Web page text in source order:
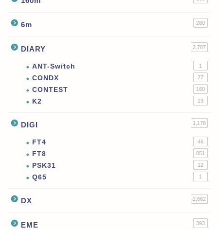
6m 280
DIARY 2,787
ANT-Switch 1
CONDX 27
CONTEST 160
K2 23
DIGI 1,178
FT4 46
FT8 851
PSK31 12
Q65 1
DX 2,662
EME 393